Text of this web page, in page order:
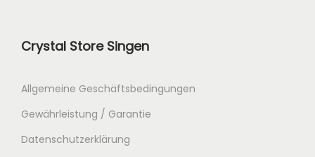
Crystal Store Singen
Allgemeine Geschäftsbedingungen
Gewährleistung / Garantie
Datenschutzerklärung